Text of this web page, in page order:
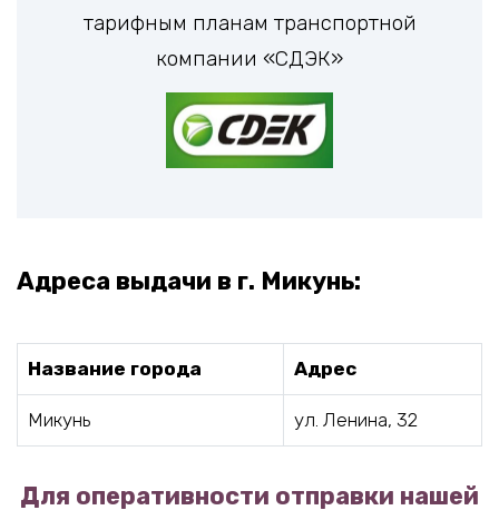
тарифным планам транспортной
компании «СДЭК»
Адреса выдачи в г. Микунь:
Название города Адрес
Микунь ул. Ленина, 32
Для оперативности отправки нашей